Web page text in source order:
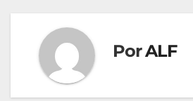
PorALF